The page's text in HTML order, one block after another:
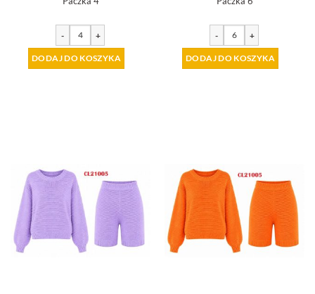
- +
DODAJ DO KOSZYKA
- +
DODAJ DO KOSZYKA